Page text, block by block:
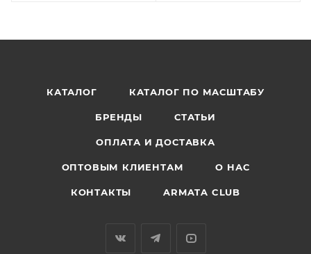
КАТАЛОГ КАТАЛОГ ПО МАСШТАБУ
БРЕНДЫ СТАТЬИ
ОПЛАТА И ДОСТАВКА
ОПТОВЫМ КЛИЕНТАМ О НАС
КОНТАКТЫ ARMATA CLUB